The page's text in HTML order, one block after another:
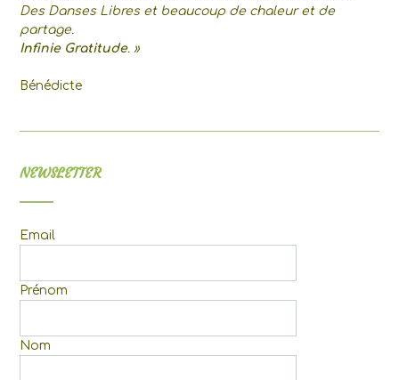
Des Danses Libres et beaucoup de chaleur et de
partage.
Infinie Gratitude. »
Bénédicte
NEWSLETTER
Email
Prénom
Nom